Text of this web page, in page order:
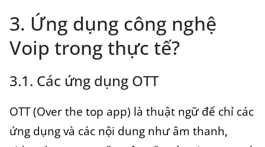
3. Ứng dụng công nghệ
Voip trong thực tế?
3.1. Các ứng dụng OTT
OTT (Over the top app) là thuật ngữ để chỉ các
ứng dụng và các nội dung như âm thanh,